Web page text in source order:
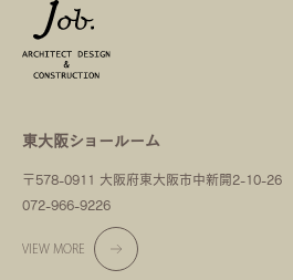
東大阪ショールーム
〒578-0911 大阪府東大阪市中新開2-10-26
072-966-9226
VIEW MORE